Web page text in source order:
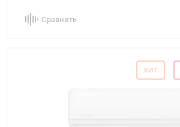
Сравнить
ХИТ